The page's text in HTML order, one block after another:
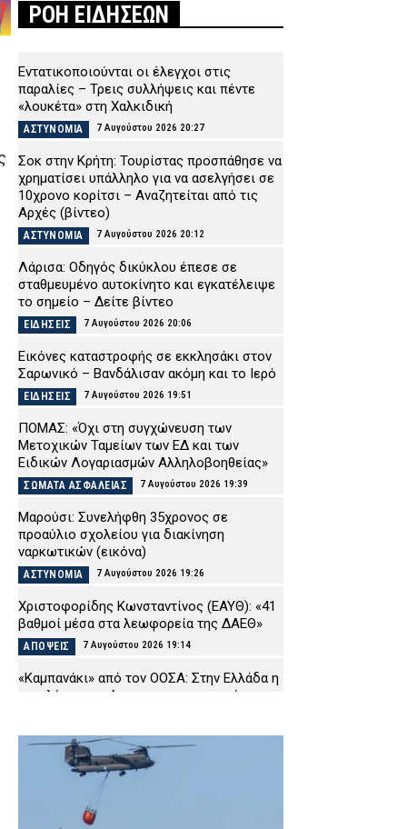
ΡΟΗ ΕΙΔΗΣΕΩΝ
Εντατικοποιούνται οι έλεγχοι στις
παραλίες – Τρεις συλλήψεις και πέντε
«λουκέτα» στη Χαλκιδική
ΑΣΤΥΝΟΜΙΑ 7 Αυγούστου 2026 20:27
Σοκ στην Κρήτη: Τουρίστας προσπάθησε να
χρηματίσει υπάλληλο για να ασελγήσει σε
10χρονο κορίτσι – Αναζητείται από τις
Αρχές (βίντεο)
ΑΣΤΥΝΟΜΙΑ 7 Αυγούστου 2026 20:12
Λάρισα: Οδηγός δικύκλου έπεσε σε
σταθμευμένο αυτοκίνητο και εγκατέλειψε
το σημείο – Δείτε βίντεο
ΕΙΔΗΣΕΙΣ 7 Αυγούστου 2026 20:06
Εικόνες καταστροφής σε εκκλησάκι στον
Σαρωνικό – Βανδάλισαν ακόμη και το Ιερό
ΕΙΔΗΣΕΙΣ 7 Αυγούστου 2026 19:51
ΠΟΜΑΣ: «Όχι στη συγχώνευση των
Μετοχικών Ταμείων των ΕΔ και των
Ειδικών Λογαριασμών Αλληλοβοηθείας»
ΣΩΜΑΤΑ ΑΣΦΑΛΕΙΑΣ 7 Αυγούστου 2026 19:39
Μαρούσι: Συνελήφθη 35χρονος σε
προαύλιο σχολείου για διακίνηση
ναρκωτικών (εικόνα)
ΑΣΤΥΝΟΜΙΑ 7 Αυγούστου 2026 19:26
Χριστοφορίδης Κωνσταντίνος (ΕΑΥΘ): «41
βαθμοί μέσα στα λεωφορεία της ΔΑΕΘ»
ΑΠΟΨΕΙΣ 7 Αυγούστου 2026 19:14
«Καμπανάκι» από τον ΟΟΣΑ: Στην Ελλάδα η
μεγαλύτερη πτώση του πραγματικού
CAPITAL 7 Αυγούστου 2026 19:01
Άρειος Πάγος: Δεν ανασύρεται η υπόθεση
των υποκλοπών από το αρχείο
ΔΙΚΑΙΟΣΥΝΗ